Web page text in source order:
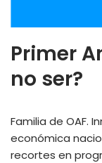
Primer
no ser?
Familia de OAF.
económica
recortes en